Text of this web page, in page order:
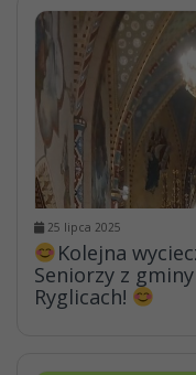
25 lipca 2025
Kolejna
Seniorzy z
Ryglicach!